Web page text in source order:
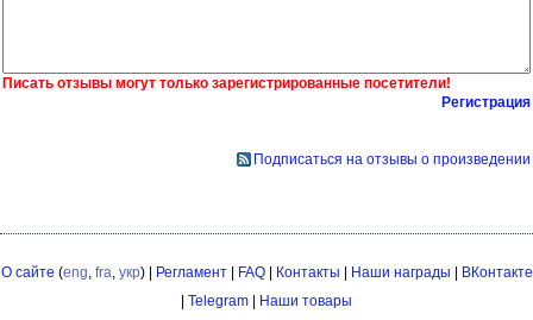
Писать отзывы могут только зарегистрированные посетители!
Регистрация
Подписаться на отзывы о произведении
О сайте (eng fra укр) | Регламент| FAQ| Контакты | Наши награды | ВКонтакте
| Telegram | Наши товары